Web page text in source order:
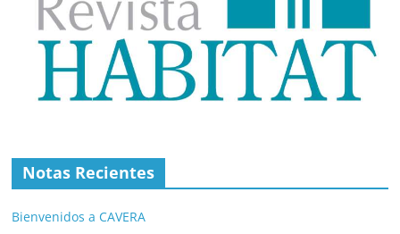
Notas Recientes
Bienvenidos a CAVERA